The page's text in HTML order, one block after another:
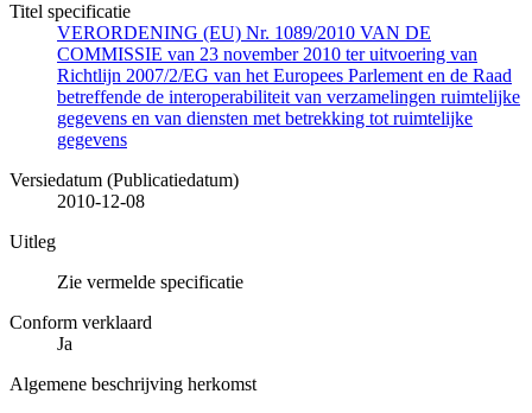
Titel specificatie
VERORDENING (EU) Nr. 1089/2010 VAN DE
COMMISSIE van 23 november 2010 ter uitvoering van
Richtlijn 2007/2/EG van het Europees Parlement en de Raad
betreffende de interoperabiliteit van verzamelingen ruimtelijke
gegevens en van diensten met betrekking tot ruimtelijke
gegevens
Versiedatum (Publicatiedatum)
2010-12-08
Uitleg
Zie vermelde specificatie
Conform verklaard
Ja
Algemene beschrijving herkomst